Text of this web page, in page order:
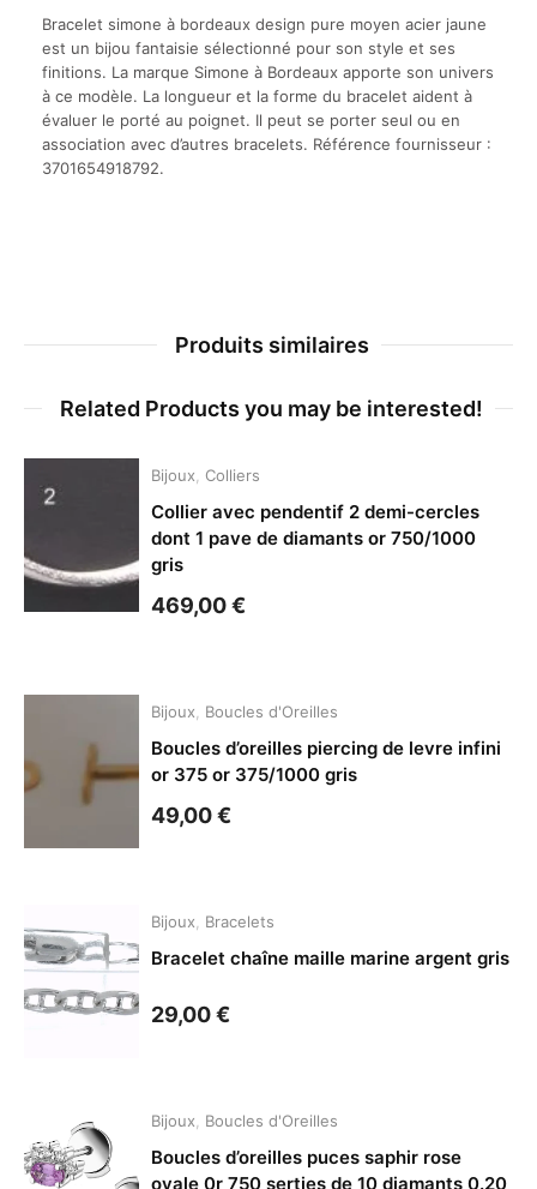
Bracelet simone à bordeaux design pure moyen acier jaune
est un bijou fantaisie sélectionné pour son style et ses
finitions. La marque Simone à Bordeaux apporte son univers
à ce modèle. La longueur et la forme du bracelet aident à
évaluer le porté au poignet. Il peut se porter seul ou en
association avec d’autres bracelets. Référence fournisseur :
3701654918792.
Produits similaires
Related Products you may be interested!
Bijoux Colliers
Collier avec pendentif 2 demi-cercles
dont 1 pave de diamants or 750/1000
gris
469,00€
Bijoux Boucles d'Oreilles
Boucles d’oreilles piercing de levre infini
or 375 or 375/1000 gris
49,00€
Bijoux Bracelets
Bracelet chaîne maille marine argent gris
29,00€
Bijoux Boucles d'Oreilles
Boucles d’oreilles puces saphir rose
ovale 0r 750 serties de 10 diamants 0.20